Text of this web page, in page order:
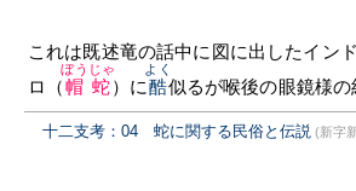
これは既述竜の話中に図に出したイン
ロ（帽蛇
ぼうじゃ
）に酷
よく
似るが喉後の眼鏡様の
十二支考：04 蛇に関する民俗と伝説 (新字